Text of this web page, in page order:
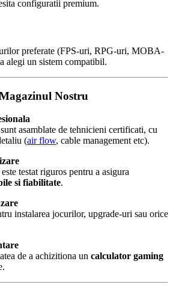
configuratii premium.
preferate (FPS-uri, RPG-uri, MOBA-
alegi un sistem compatibil.
Nostru
asamblate de tehnicieni certificati, cu
(air flow, cable management etc).
testat riguros pentru a asigura
si fiabilitate.
instalarea jocurilor, upgrade-uri sau orice
de a achizitiona un calculator gaming